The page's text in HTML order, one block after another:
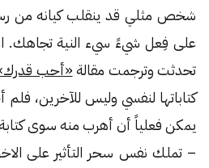
شخص مثلي قد ينقلب كيانه من
على فِعل شيءً سيء النية تجاهك.
تحدثت وترجمت مقالة«أحب
كتاباتها لنفسي وليس للآخرين،
يمكن فعلياً أن أهرب منه سوى
– تملك نفس سحر التأثير على